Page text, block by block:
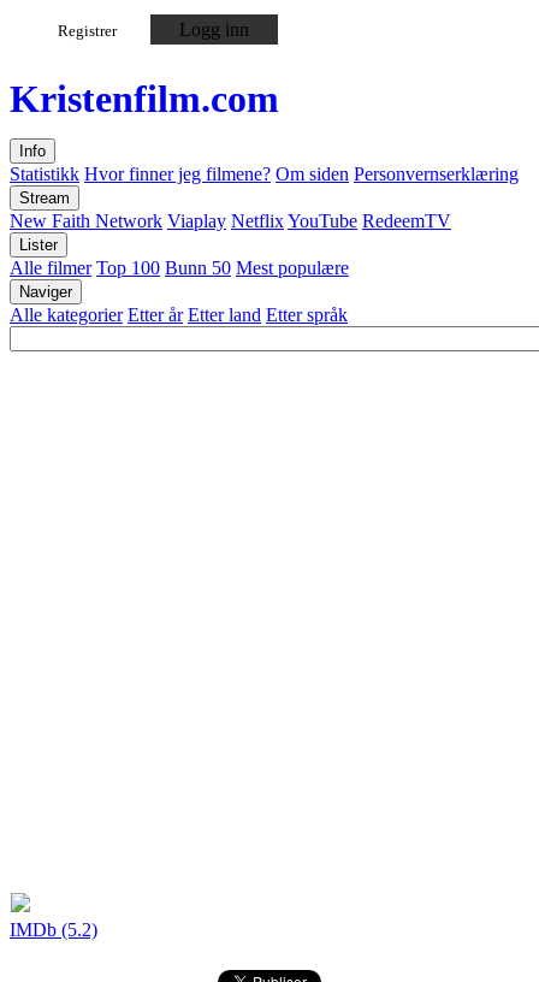
Registrer Logg inn
Kristenfilm.com
Info
Statistikk Hvor finner jeg filmene? Om siden Personvernserklæring
Stream
New Faith Network Viaplay NetflixYouTube RedeemTV
Lister
Alle filmer Top 100 Bunn 50 Mest populære
Naviger
Alle kategorier Etter år Etter land Etter språk
IMDb (5.2)